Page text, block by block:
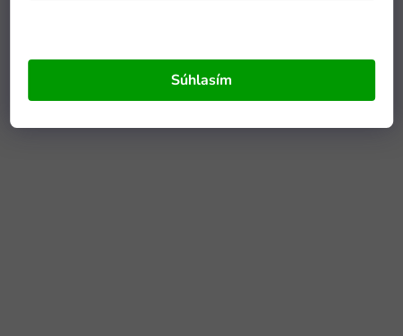
Súhlasím